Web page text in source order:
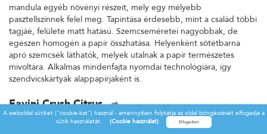
mandula egyéb növényi részeit, mely egy mélyebb
pasztellszínnek felel meg. Tapintása érdesebb, mint a család többi
tagjáé, felülete matt hatású. Szemcseméretei nagyobbak, de
egészen homogén a papír összhatása. Helyenként sötétbarna
apró szemcsék láthatók, melyek utalnak a papír természetes
mivoltára. Alkalmas mindenfajta nyomdai technológiára, így
szendvicskártyák alappapírjaként is.
Favini Crush Citrus
Favini Crush - 250g/350g A Crush egy környezetbarát
papírcsalád, melynél különböző gyümölcsök és növények
A weboldal sütiket ("cookie-kat") használ - amennyiben folytatja az oldal böngészését elfogadja a
sütik használatát.
(Cookie használat)